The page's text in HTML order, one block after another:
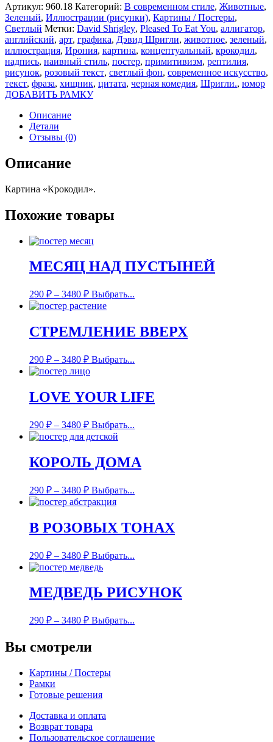
Артикул: 960.18 Категорий: В современном стиле, Животные,
Зеленый, Иллюстрации (рисунки), Картины / Постеры,
Светлый Метки: David Shrigley, Pleased To Eat You, аллигатор,
английский, арт, графика, Дэвид Шригли, животное, зеленый,
иллюстрация, Ирония, картина, концептуальный, крокодил,
надпись, наивный стиль, постер, примитивизм, рептилия,
рисунок, розовый текст, светлый фон, современное искусство,
текст, фраза, хищник, цитата, черная комедия, Шригли., юмор
ДОБАВИТЬ РАМКУ
Описание
Детали
Отзывы (0)
Описание
Картина «Крокодил».
Похожие товары
МЕСЯЦ НАД ПУСТЫНЕЙ
290 ₽ – 3480 ₽ Выбрать...
СТРЕМЛЕНИЕ ВВЕРХ
290 ₽ – 3480 ₽ Выбрать...
LOVE YOUR LIFE
290 ₽ – 3480 ₽ Выбрать...
КОРОЛЬ ДОМА
290 ₽ – 3480 ₽ Выбрать...
В РОЗОВЫХ ТОНАХ
290 ₽ – 3480 ₽ Выбрать...
МЕДВЕДЬ РИСУНОК
290 ₽ – 3480 ₽ Выбрать...
Вы смотрели
Картины / Постеры
Рамки
Готовые решения
Доставка и оплата
Возврат товара
Пользовательское соглашение